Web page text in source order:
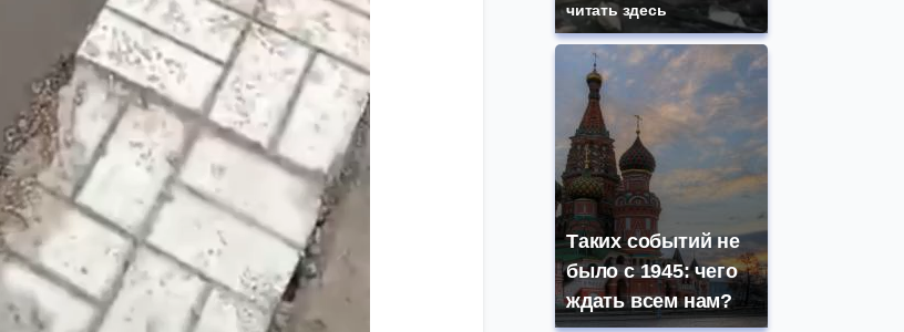
читать здесь
Таких событий не
было с 1945: чего
ждать всем нам?